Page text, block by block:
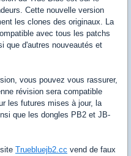
Cette nouvelle version
les clones des originaux. La
avec tous les patchs
que d'autres nouveautés et
vous pouvez vous rassurer,
révision sera compatible
les futures mises à jour, la
que les dongles PB2 et JB-
Truebluejb2.cc vend de faux